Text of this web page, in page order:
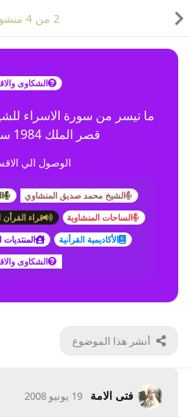
الشكاوى
ما تيسر من سورة الاسراء
قصر الملك 1984 ساعة من الابداع
الوصول الي
الشيخ محمد صديق المنشاوي
الساحات المنشاوية
قراء القرأن
الأكاديمية القرأنية
المنتديات
الشكاوى
أنشر هذا الموضوع
2 من4
فتى الامة 19 يونيو 2008